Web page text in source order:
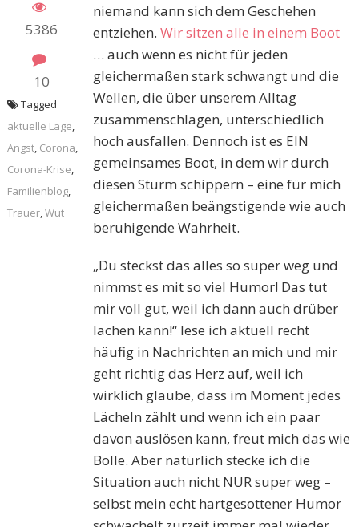
5386
10
niemand kann sich dem Geschehen
entziehen.Wir sitzen alle in einem Boot
… auch wenn es nicht für jeden
gleichermaßen stark schwangt und die
Wellen, die über unserem Alltag
zusammenschlagen, unterschiedlich
hoch ausfallen. Dennoch ist es EIN
gemeinsames Boot, in dem wir durch
diesen Sturm schippern – eine für mich
gleichermaßen beängstigende wie auch
beruhigende Wahrheit.
„Du steckst das alles so super weg und
nimmst es mit so viel Humor! Das tut
mir voll gut, weil ich dann auch drüber
lachen kann!“ lese ich aktuell recht
häufig in Nachrichten an mich und mir
geht richtig das Herz auf, weil ich
wirklich glaube, dass im Moment jedes
Lächeln zählt und wenn ich ein paar
davon auslösen kann, freut mich das wie
Bolle. Aber natürlich stecke ich die
Situation auch nicht NUR super weg –
selbst mein echt hartgesottener Humor
Tagged
aktuelle Lage,
Angst, Corona,
Corona-Krise,
Familienblog,
Trauer,Wut